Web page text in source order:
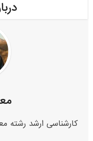
کارشناسی ارشد رشته